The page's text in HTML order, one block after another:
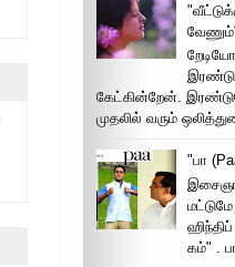
கேட்கின்றேன்.
முதலில் வரும்
"பா
கம்" .